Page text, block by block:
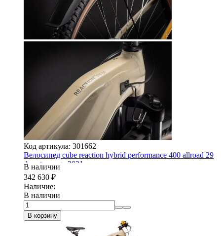
Код артикула: 301662
Велосипед cube reaction hybrid performance 400 allroad 29
desert-orange 2021
В наличии
342 630 ₽
Наличие:
В наличии
В корзину